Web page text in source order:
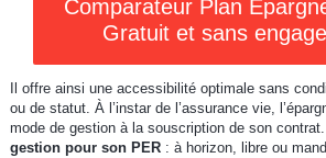
Comparateur Plan
Gratuit et sans
Il offre ainsi une accessibilité optimale sans
ou de statut. À l’instar de l’assurance vie,
mode de gestion à la souscription de son
gestion pour son PER: à horizon, libre ou